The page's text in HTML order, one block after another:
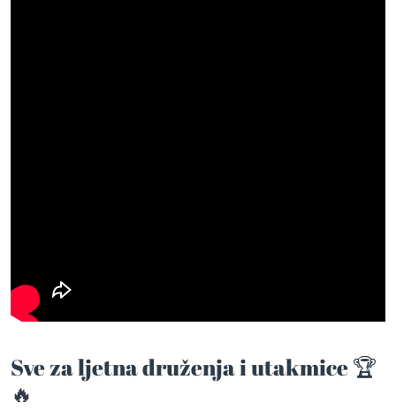
Sve za ljetna druženja i utakmice 🏆
🔥